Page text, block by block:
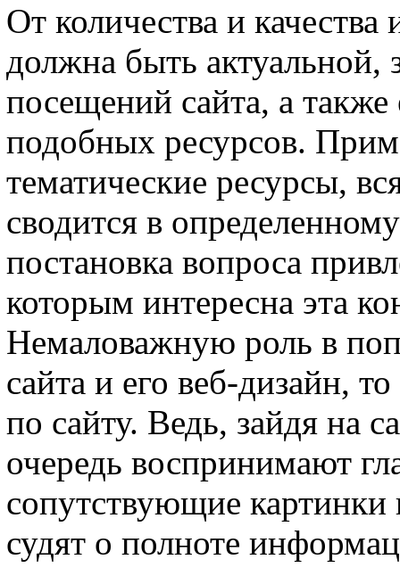
От количества и
должна быть актуальной,
посещений сайта, а также
подобных ресурсов.
тематические ресурсы,
сводится в
постановка вопроса
которым интересна эта
Немаловажную роль в
сайта и его веб-дизайн,
по сайту. Ведь, зайдя на
очередь воспринимают
сопутствующие
судят о полноте